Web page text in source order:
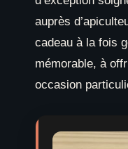
auprès
cadeau à la fois
mémorable, à
occasion